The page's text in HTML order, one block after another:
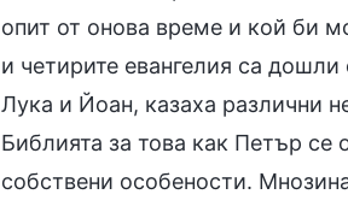
опит от онова време и кой би
и четирите евангелия са
Лука и Йоан, казаха различни
Библията за това как Петър се
собствени особености.